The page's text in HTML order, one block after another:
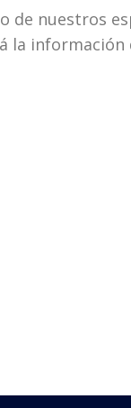
de nuestros
la información